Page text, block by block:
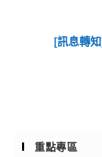
[訊息轉
重點專區